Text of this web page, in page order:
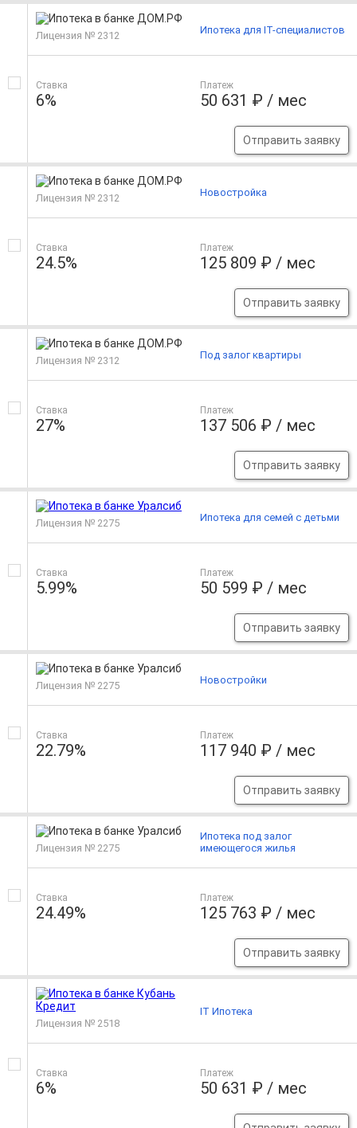
Лицензия № 2312
Ставка
6%
Платеж
50 631 ₽ / мес
Отправить заявку
Ипотека для IT-специалистов
Лицензия № 2312
Ставка
24.5%
Платеж
125 809 ₽ / мес
Отправить заявку
Новостройка
Лицензия № 2312
Ставка
27%
Платеж
137 506 ₽ / мес
Отправить заявку
Под залог квартиры
Лицензия № 2275
Ставка
5.99%
Платеж
50 599 ₽ / мес
Отправить заявку
Ипотека для семей с детьми
Лицензия № 2275
Ставка
22.79%
Платеж
117 940 ₽ / мес
Отправить заявку
Новостройки
Лицензия № 2275
Ставка
24.49%
Платеж
125 763 ₽ / мес
Отправить заявку
Ипотека под залог
имеющегося жилья
Лицензия № 2518
Ставка
6%
Платеж
50 631 ₽ / мес
IT Ипотека